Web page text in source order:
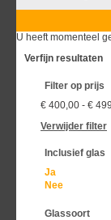
U heeft momenteel
Verfijn resultaten
Filter op prijs
€ 400,00 - €
Verwijder filter
Inclusief glas
Ja
Nee
Glassoort